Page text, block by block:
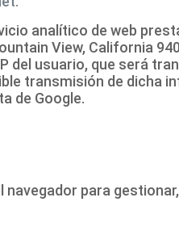
analítico de web
View, California
usuario, que será
transmisión de dicha
de Google.
para